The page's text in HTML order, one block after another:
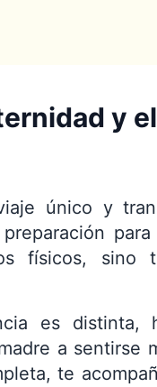
y
único y
físicos, sino
es distinta,
a sentirse
te